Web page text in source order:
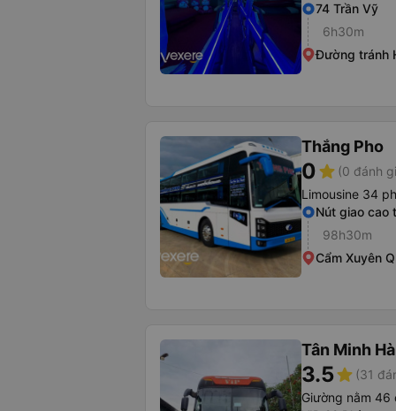
74 Trần Vỹ
6h30m
Đường tránh
Thắng Pho
0star (0 đánh
Limousine 34
Nút giao cao
98h30m
Cẩm Xuyên
Tân Minh Hà
3.5star (31
Giường nằm 46